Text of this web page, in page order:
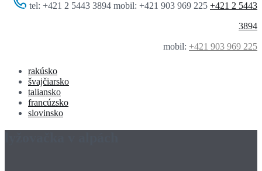
tel: +421 2 5443 3894 mobil: +421 903 969 225 +421 2 5443
3894
mobil: +421 903 969 225
rakúsko
švajčiarsko
taliansko
francúzsko
slovinsko